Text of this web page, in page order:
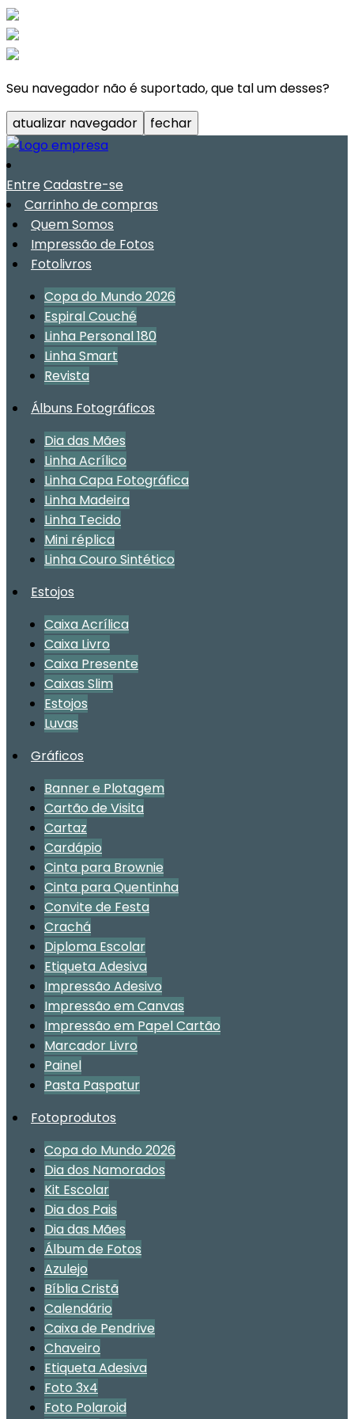
Seu navegador não é suportado, que tal um desses?
atualizar navegador
fechar
Entre Cadastre-se
Carrinho de compras
Quem Somos
Impressão de Fotos
Fotolivros
Copa do Mundo 2026
Espiral Couché
Linha Personal 180
Linha Smart
Revista
Álbuns Fotográficos
Dia das Mães
Linha Acrílico
Linha Capa Fotográfica
Linha Madeira
Linha Tecido
Mini réplica
Linha Couro Sintético
Estojos
Caixa Acrílica
Caixa Livro
Caixa Presente
Caixas Slim
Estojos
Luvas
Gráficos
Banner e Plotagem
Cartão de Visita
Cartaz
Cardápio
Cinta para Brownie
Cinta para Quentinha
Convite de Festa
Crachá
Diploma Escolar
Etiqueta Adesiva
Impressão Adesivo
Impressão em Canvas
Impressão em Papel Cartão
Marcador Livro
Painel
Pasta Paspatur
Fotoprodutos
Copa do Mundo 2026
Dia dos Namorados
Kit Escolar
Dia dos Pais
Dia das Mães
Álbum de Fotos
Azulejo
Bíblia Cristã
Calendário
Caixa de Pendrive
Chaveiro
Etiqueta Adesiva
Foto 3x4
Foto Polaroid